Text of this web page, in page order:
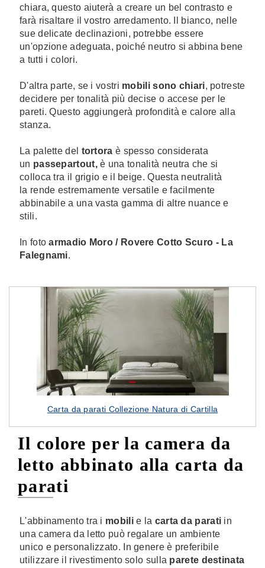
chiara, questo aiuterà a creare un bel contrasto e
farà risaltare il vostro arredamento. Il bianco, nelle
sue delicate declinazioni, potrebbe essere
un'opzione adeguata, poiché neutro si abbina bene
a tutti i colori.
D'altra parte, se i vostri mobili sono chiari, potreste
decidere per tonalità più decise o accese per le
pareti. Questo aggiungerà profondità e calore alla
stanza.
La palette del tortora è spesso considerata
un passepartout,è una tonalità neutra che si
colloca tra il grigio e il beige. Questa neutralità
la rende estremamente versatile e facilmente
abbinabile a una vasta gamma di altre nuance e
stili.
In fotoarmadio Moro / Rovere Cotto Scuro - La
Falegnami.
Carta da parati Collezione Natura di Cartilla
Il colore per la camera da
letto abbinato alla carta da
parati
L'abbinamento tra i mobilie la carta da parati in
una camera da letto può regalare un ambiente
unico e personalizzato. In genere è preferibile
utilizzare il rivestimento solo sulla parete destinata